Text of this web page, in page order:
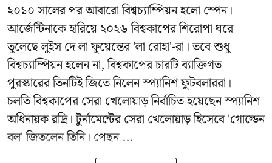
২০১০ সালের পর আবারো বিশ্বচ্যাম্পিয়ন হলো স্পেন।
আর্জেন্টিনাকে হারিয়ে ২০২৬ বিশ্বকাপের শিরোপা ঘরে
তুলেছে লুইস দে লা ফুয়েন্তের 'লা রোহা'-রা। তবে শুধু
বিশ্বচ্যাম্পিয়ন হলেন না, বিশ্বকাপের চারটি ব্যাক্তিগত
পুরস্কারের তিনটিই জিতে নিলেন স্প্যানিশ ফুটবলাররা।
চলতি বিশ্বকাপের সেরা খেলোয়াড় নির্বাচিত হয়েছেন স্প্যানিশ
অধিনায়ক রদ্রি। টুর্নামেন্টের সেরা খেলোয়াড় হিসেবে 'গোল্ডেন
বল' জিতলেন তিনি। পেছন ...